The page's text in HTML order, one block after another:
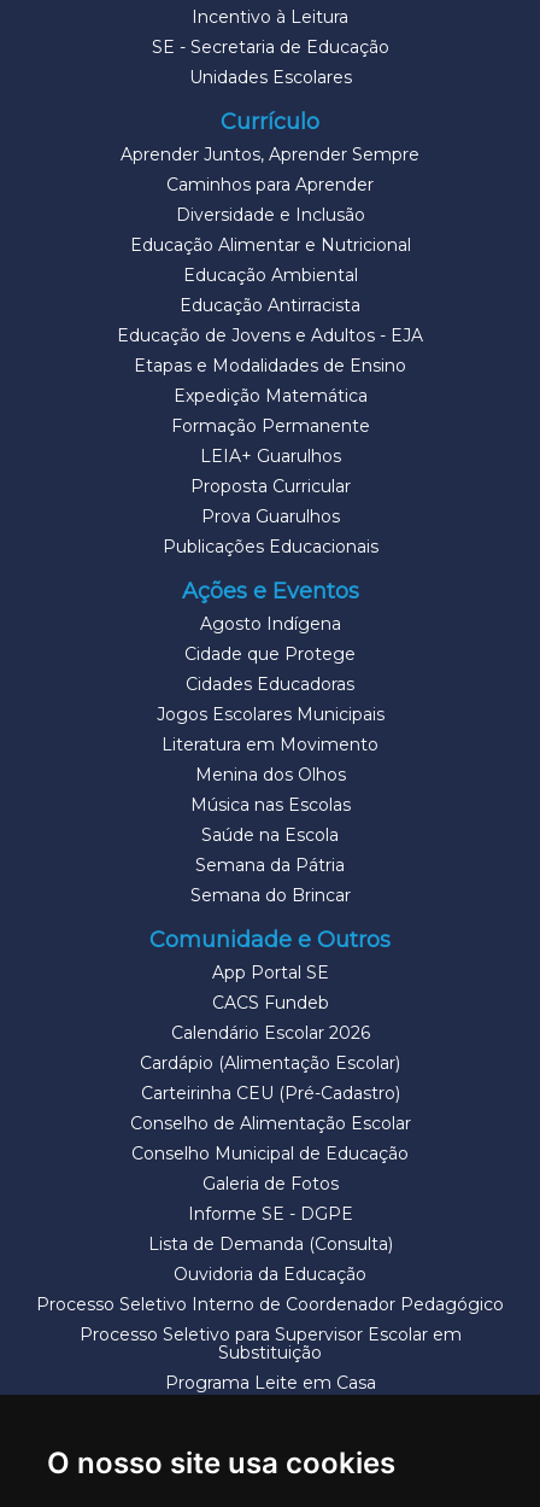
O nosso site usa cookies
Incentivo à Leitura
SE - Secretaria de Educação
Unidades Escolares
Currículo
Aprender Juntos, Aprender Sempre
Caminhos para Aprender
Diversidade e Inclusão
Educação Alimentar e Nutricional
Educação Ambiental
Educação Antirracista
Educação de Jovens e Adultos - EJA
Etapas e Modalidades de Ensino
Expedição Matemática
Formação Permanente
LEIA+ Guarulhos
Proposta Curricular
Prova Guarulhos
Publicações Educacionais
Ações e Eventos
Agosto Indígena
Cidade que Protege
Cidades Educadoras
Jogos Escolares Municipais
Literatura em Movimento
Menina dos Olhos
Música nas Escolas
Saúde na Escola
Semana da Pátria
Semana do Brincar
Comunidade e Outros
App Portal SE
CACS Fundeb
Calendário Escolar 2026
Cardápio (Alimentação Escolar)
Carteirinha CEU (Pré-Cadastro)
Conselho de Alimentação Escolar
Conselho Municipal de Educação
Galeria de Fotos
Informe SE - DGPE
Lista de Demanda (Consulta)
Ouvidoria da Educação
Processo Seletivo Interno de Coordenador Pedagógico
Processo Seletivo para Supervisor Escolar em
Substituição
Programa Leite em Casa